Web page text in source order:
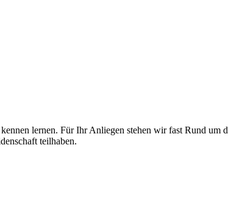
lernen. Für Ihr Anliegen stehen wir fast Rund um
teilhaben.